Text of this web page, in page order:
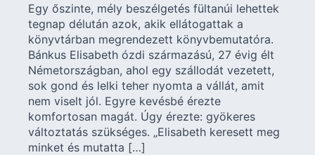
Egy őszinte, mély beszélgetés fültanúi lehettek
tegnap délután azok, akik ellátogattak a
könyvtárban megrendezett könyvbemutatóra.
Bánkus Elisabeth ózdi származású, 27 évig élt
Németországban, ahol egy szállodát vezetett,
sok gond és lelki teher nyomta a vállát, amit
nem viselt jól. Egyre kevésbé érezte
komfortosan magát. Úgy érezte: gyökeres
változtatás szükséges. „Elisabeth keresett meg
minket és mutatta […]